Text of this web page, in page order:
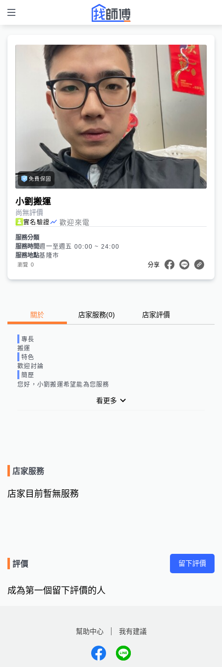
免費保固
小劉搬運
尚無評價
實名驗證 歡迎來電
服務分類
服務時間週一至週五 00:00 ~ 24:00
服務地點基隆市
瀏覽 0 分享
關於 店家服務(0) 店家評價
專長
搬運
特色
歡迎討論
簡歷
您好，小劉搬運希望能為您服務
看更多
店家服務
店家目前暫無服務
評價 留下評價
成為第一個留下評價的人
幫助中心 我有建議